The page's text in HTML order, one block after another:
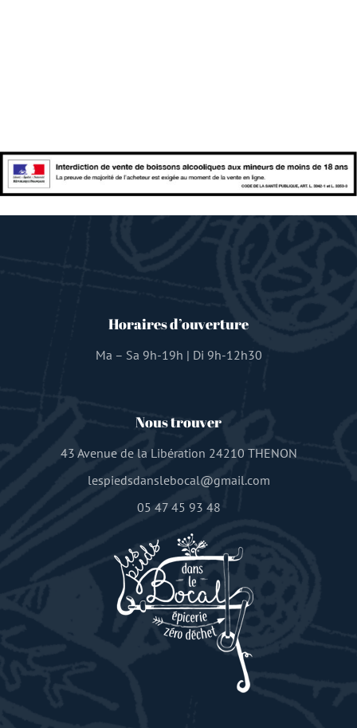
Horaires d’ouverture
Ma – Sa 9h-19h | Di 9h-12h30
Nous trouver
43 Avenue de la Libération 24210 THENON
lespiedsdanslebocal@gmail.com
05 47 45 93 48